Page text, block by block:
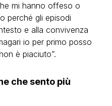
mi hanno offeso o
perché gli episodi
e alla convivenza
io per primo posso
è piaciuto”.
che sento più